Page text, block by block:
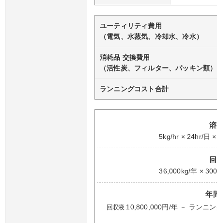
ユーティリティ費用
（電気、水蒸気、冷却水、冷水）
消耗品 交換費用
（活性炭、フィルター、パッキン類）
ランニングコスト合計
5kg/hr × 24hr/日
36,000kg/年 ×
年
回収液 10,800,000円/年 － ランニ